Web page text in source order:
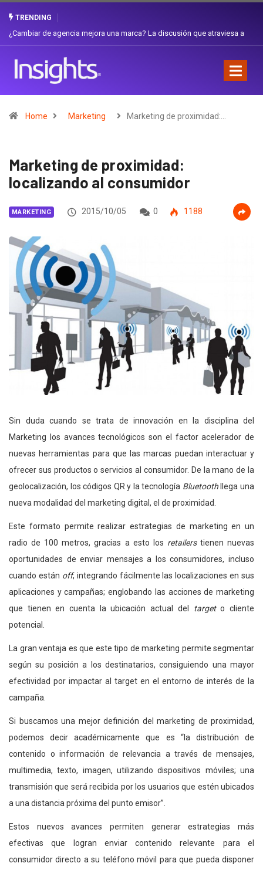
TRENDING
a
Gabriela Herrera y el arte de cambiarse el sombrero en
Home Marketing Marketing de proximidad:…
Marketing de proximidad:
localizando al consumidor
MARKETING 2015/10/05 0 1188
Sin duda cuando se trata de innovación en la disciplina del
Marketing los avances tecnológicos son el factor acelerador de
nuevas herramientas para que las marcas puedan interactuar y
ofrecer sus productos o servicios al consumidor. De la mano de la
geolocalización, los códigos QR y la tecnología Bluetooth llega una
nueva modalidad del marketing digital, el de proximidad.
Este formato permite realizar estrategias de marketing en un
radio de 100 metros, gracias a esto los retailerstienen nuevas
oportunidades de enviar mensajes a los consumidores, incluso
cuando están off, integrando fácilmente las localizaciones en sus
aplicaciones y campañas; englobando las acciones de marketing
que tienen en cuenta la ubicación actual del targeto cliente
potencial.
La gran ventaja es que este tipo de marketing permite segmentar
según su posición a los destinatarios, consiguiendo una mayor
efectividad por impactar al target en el entorno de interés de la
campaña.
Si buscamos una mejor definición del marketing de proximidad,
podemos decir académicamente que es “la distribución de
contenido o información de relevancia a través de mensajes,
multimedia, texto, imagen, utilizando dispositivos móviles; una
transmisión que será recibida por los usuarios que estén ubicados
a una distancia próxima del punto emisor”.
Estos nuevos avances permiten generar estrategias más
efectivas que logran enviar contenido relevante para el
consumidor directo a su teléfono móvil para que pueda disponer